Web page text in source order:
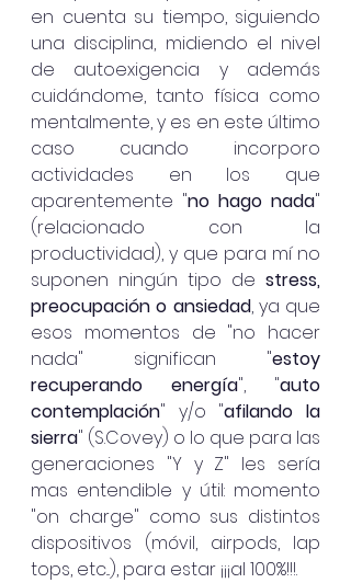
en cuenta su tiempo, siguiendo
una disciplina, midiendo el nivel
de autoexigencia y además
cuidándome, tanto física como
mentalmente, y es en este último
caso cuando incorporo
actividades en los que
aparentemente "no hago nada"
(relacionado con la
productividad), y que para mí no
suponen ningún tipo de stress,
preocupación o ansiedad, ya que
esos momentos de "no hacer
nada" significan "estoy
recuperando energía", "auto
contemplación" y/o "afilando la
sierra" (S.Covey) o lo que para las
generaciones "Y y Z" les sería
mas entendible y útil: momento
"on charge" como sus distintos
dispositivos (móvil, airpods, lap
tops, etc...), para estar ¡¡¡al 100%!!!.